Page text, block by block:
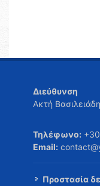
Διεύθυνση
Ακτή
Τηλέφωνο:
Email:
Προστασία